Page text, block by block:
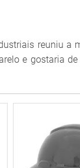
reuniu a
e gostaria